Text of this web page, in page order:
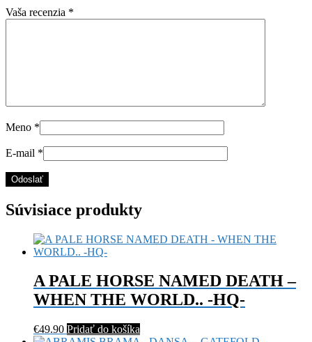
Vaša recenzia *
Meno *
E-mail *
Súvisiace produkty
A PALE HORSE NAMED DEATH –
WHEN THE WORLD.. -HQ-
€49.90 Pridať do košíka